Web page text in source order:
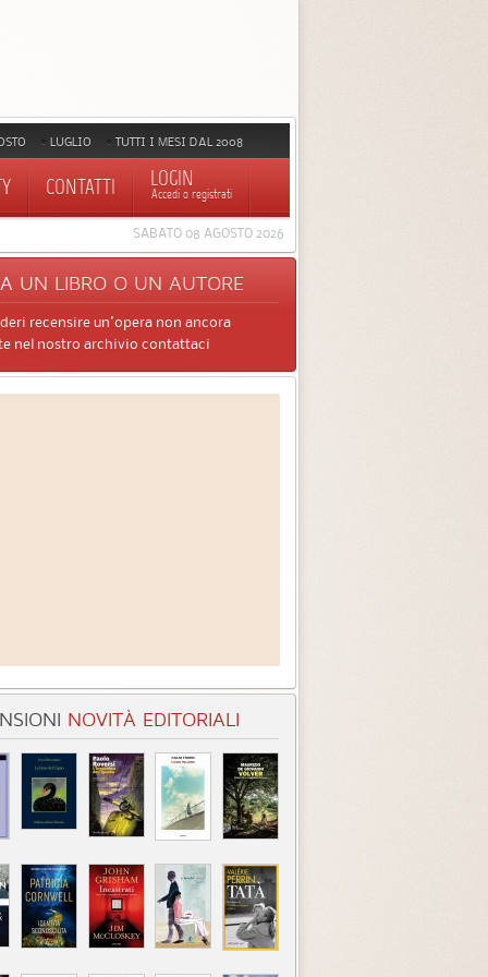
LUGLIO TUTTI I MESI DAL 2008
CONTATTI LOGIN
Accedi o registrati
SABATO 08 AGOSTO 2026
UN LIBRO O UN AUTORE
recensire un'opera non ancora
nel nostro archivio contattaci
NOVITÀ EDITORIALI